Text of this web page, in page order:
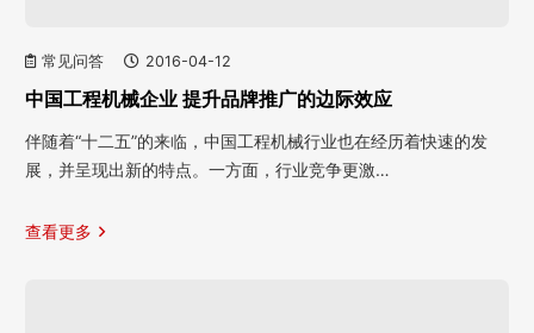
常见问答 2016-04-12
中国工程机械企业 提升品牌推广的边际效应
伴随着“十二五”的来临，中国工程机械行业也在经历着快速的发
展，并呈现出新的特点。一方面，行业竞争更激…
查看更多